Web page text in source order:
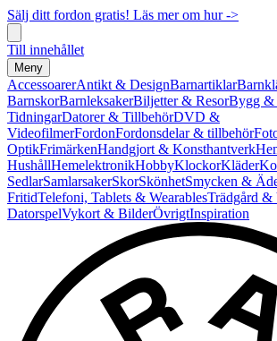
Sälj ditt fordon gratis! Läs mer om hur ->
Till innehållet
Meny
AccessoarerAntikt & DesignBarnartiklar
BarnskorBarnleksakerBiljetter & ResorBygg &
TidningarDatorer & TillbehörDVD &
VideofilmerFordonFordonsdelar & tillbehör
OptikFrimärkenHandgjort & Konsthantverk
HushållHemelektronikHobbyKlockorKläder
SedlarSamlarsakerSkorSkönhetSmycken &
FritidTelefoni, Tablets & WearablesTrädgård &
DatorspelVykort & BilderÖvrigtInspiration